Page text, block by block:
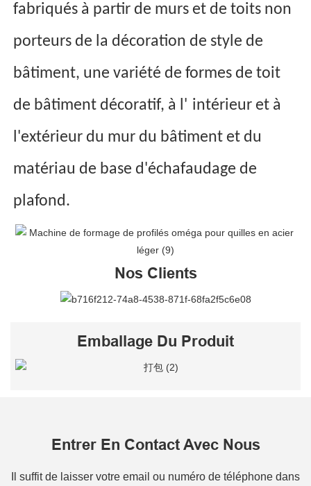
fabriqués à partir de murs et de toits non
porteurs de la décoration de style de
bâtiment, une variété de formes de toit
de bâtiment décoratif, à l' intérieur et à
l'extérieur du mur du bâtiment et du
matériau de base d'échafaudage de
plafond.
Nos Clients
Emballage Du Produit
Entrer En Contact Avec Nous
Il suffit de laisser votre email ou numéro de téléphone dans